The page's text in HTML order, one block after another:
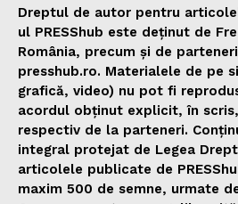
Dreptul de autor pentru
ul PRESShub este deținut de
România, precum și de
presshub.ro. Materialele de pe
grafică, video) nu pot fi
acordul obținut explicit, în scris,
respectiv de la parteneri.
integral protejat de Legea
articolele publicate de
maxim 500 de semne, urmate